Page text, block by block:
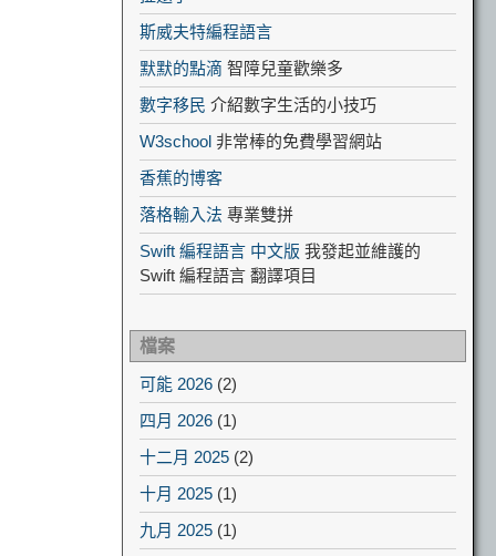
斯威夫特編程語言
默默的點滴 智障兒童歡樂多
數字移民 介紹數字生活的小技巧
W3school 非常棒的免費學習網站
香蕉的博客
落格輸入法 專業雙拼
Swift 編程語言 中文版 我發起並維護的
Swift 編程語言 翻譯項目
檔案
可能 2026 (2)
四月 2026 (1)
十二月 2025 (2)
十月 2025 (1)
九月 2025 (1)